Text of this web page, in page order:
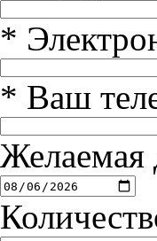
*
* Ваш
Желаемая